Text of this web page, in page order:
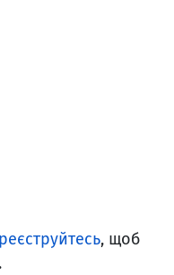
, щоб